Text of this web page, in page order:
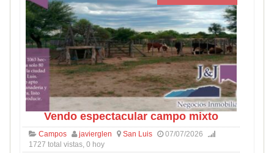
Vendo espectacular campo mixto
Campos javierglen San Luis
07/07/2026
1727 total vistas, 0 hoy